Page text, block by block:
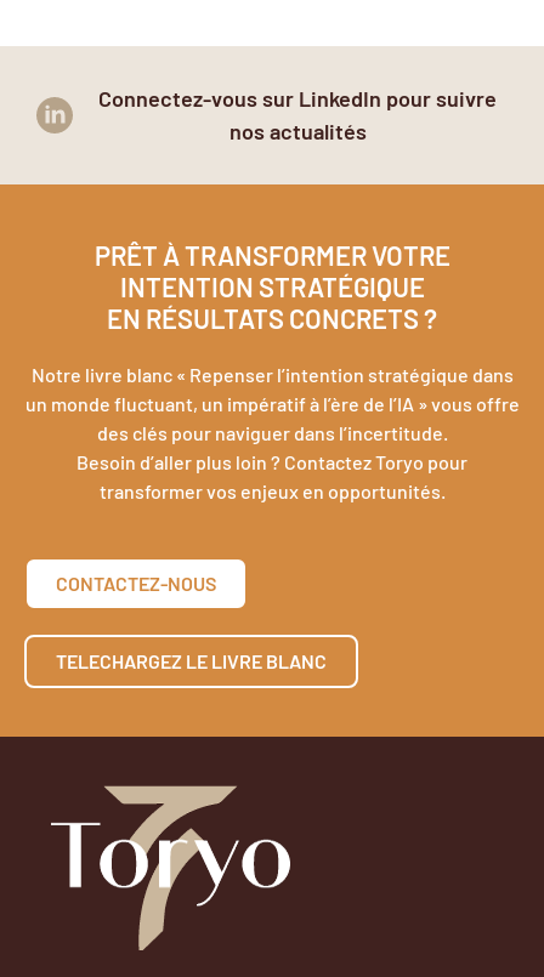
Connectez-vous sur LinkedIn pour suivre
nos actualités
PRÊT À TRANSFORMER VOTRE
INTENTION STRATÉGIQUE
EN RÉSULTATS CONCRETS ?
Notre livre blanc « Repenser l’intention stratégique dans
un monde fluctuant, un impératif à l’ère de l’IA » vous offre
des clés pour naviguer dans l’incertitude.
Besoin d’aller plus loin ? Contactez Toryo pour
transformer vos enjeux en opportunités.
CONTACTEZ-NOUS
TELECHARGEZ LE LIVRE BLANC